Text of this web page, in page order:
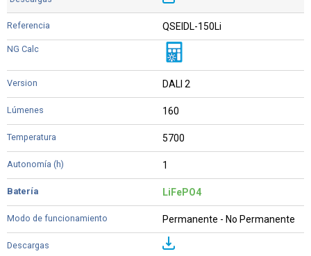
QSEIDL-150Li
DALI 2
160
5700
1
LiFePO4
Permanente - No Permanente